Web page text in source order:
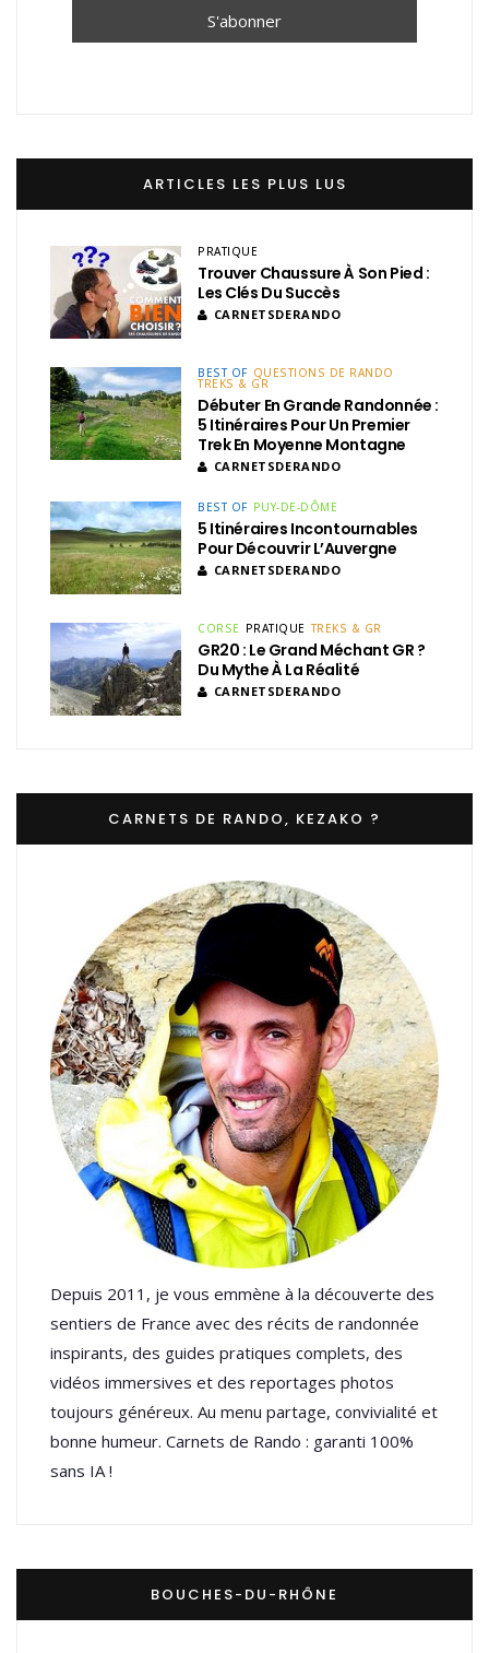
ARTICLES LES PLUS LUS
PRATIQUE
Trouver Chaussure À Son Pied :
Les Clés Du Succès
CARNETSDERANDO
BEST OF QUESTIONS DE RANDO
TREKS & GR
Débuter En Grande Randonnée :
5 Itinéraires Pour Un Premier
Trek En Moyenne Montagne
CARNETSDERANDO
BEST OF PUY-DE-DÔME
5 Itinéraires Incontournables
Pour Découvrir L’Auvergne
CARNETSDERANDO
CORSE PRATIQUE TREKS & GR
GR20 : Le Grand Méchant GR ?
Du Mythe À La Réalité
CARNETSDERANDO
CARNETS DE RANDO, KEZAKO ?
Depuis 2011, je vous emmène à la découverte des
sentiers de France avec des récits de randonnée
inspirants, des guides pratiques complets, des
vidéos immersives et des reportages photos
toujours généreux. Au menu partage, convivialité et
bonne humeur. Carnets de Rando : garanti 100%
sans IA !
BOUCHES-DU-RHÔNE